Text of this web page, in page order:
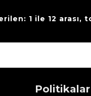
1 ile 12 arası,
Politikalar